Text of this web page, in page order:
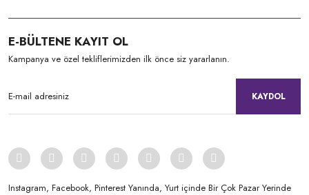
E-BÜLTENE KAYIT OL
Kampanya ve özel tekliflerimizden ilk önce siz yararlanın.
KAYDOL
Instagram, Facebook, Pinterest Yanında, Yurt içinde Bir Çok Pazar Yerinde